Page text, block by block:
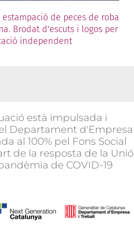
de peces de roba
Brodat d'escuts i logos per
independent
està impulsada i
Departament d'Empresa
al 100% pel Fons Social
de la resposta de la Unió
de COVID-19